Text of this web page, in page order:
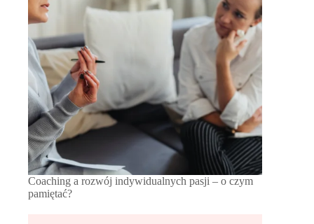
Coaching a rozwój indywidualnych pasji – o czym
pamiętać?